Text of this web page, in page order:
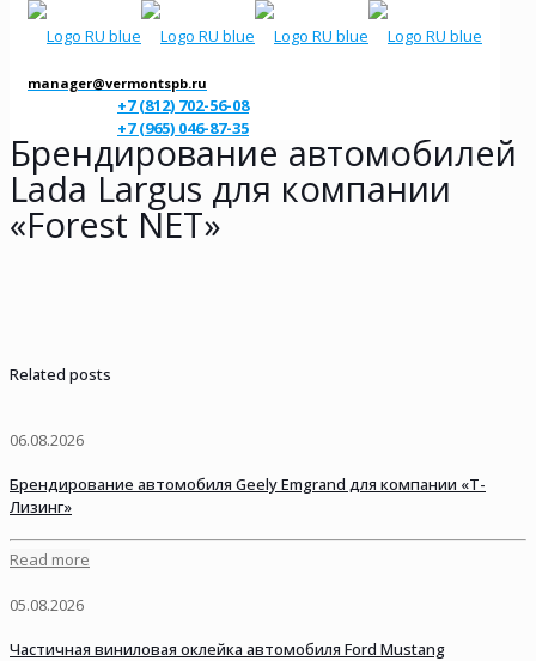
manager@vermontspb.ru
+7 (812) 702-56-08
+7 (965) 046-87-35
Брендирование автомобилей
Lada Largus для компании
«Forest NET»
Related posts
06.08.2026
Брендирование автомобиля Geely Emgrand для компании «Т-
Лизинг»
Read more
05.08.2026
Частичная виниловая оклейка автомобиля Ford Mustang